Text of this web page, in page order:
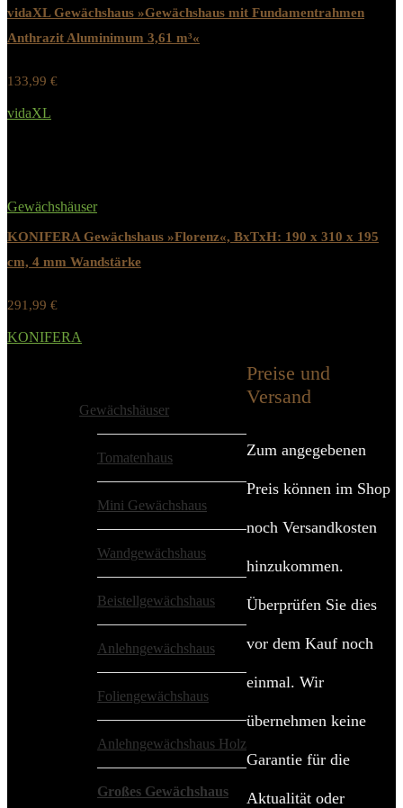
vidaXL Gewächshaus »Gewächshaus mit Fundamentrahmen
Anthrazit Aluminimum 3,61 m³«
133,99 €
vidaXL
Gewächshäuser
KONIFERA Gewächshaus »Florenz«, BxTxH: 190 x 310 x 195
cm, 4 mm Wandstärke
291,99 €
KONIFERA
Gewächshäuser
Tomatenhaus
Mini Gewächshaus
Wandgewächshaus
Beistellgewächshaus
Anlehngewächshaus
Foliengewächshaus
Anlehngewächshaus Holz
Großes Gewächshaus
Preise und
Versand
Zum angegebenen
Preis können im Shop
noch Versandkosten
hinzukommen.
Überprüfen Sie dies
vor dem Kauf noch
einmal. Wir
übernehmen keine
Garantie für die
Aktualität oder